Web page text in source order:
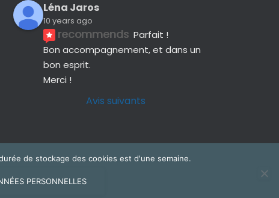
Léna Jaros
10 years ago
recommends Parfait !
Bon accompagnement, et dans un
bon esprit.
Merci !
Avis suivants
de stockage des cookies est d'une semaine.
PERSONNELLES